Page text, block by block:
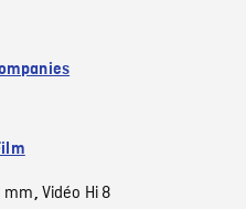
mm, Vidéo Hi 8